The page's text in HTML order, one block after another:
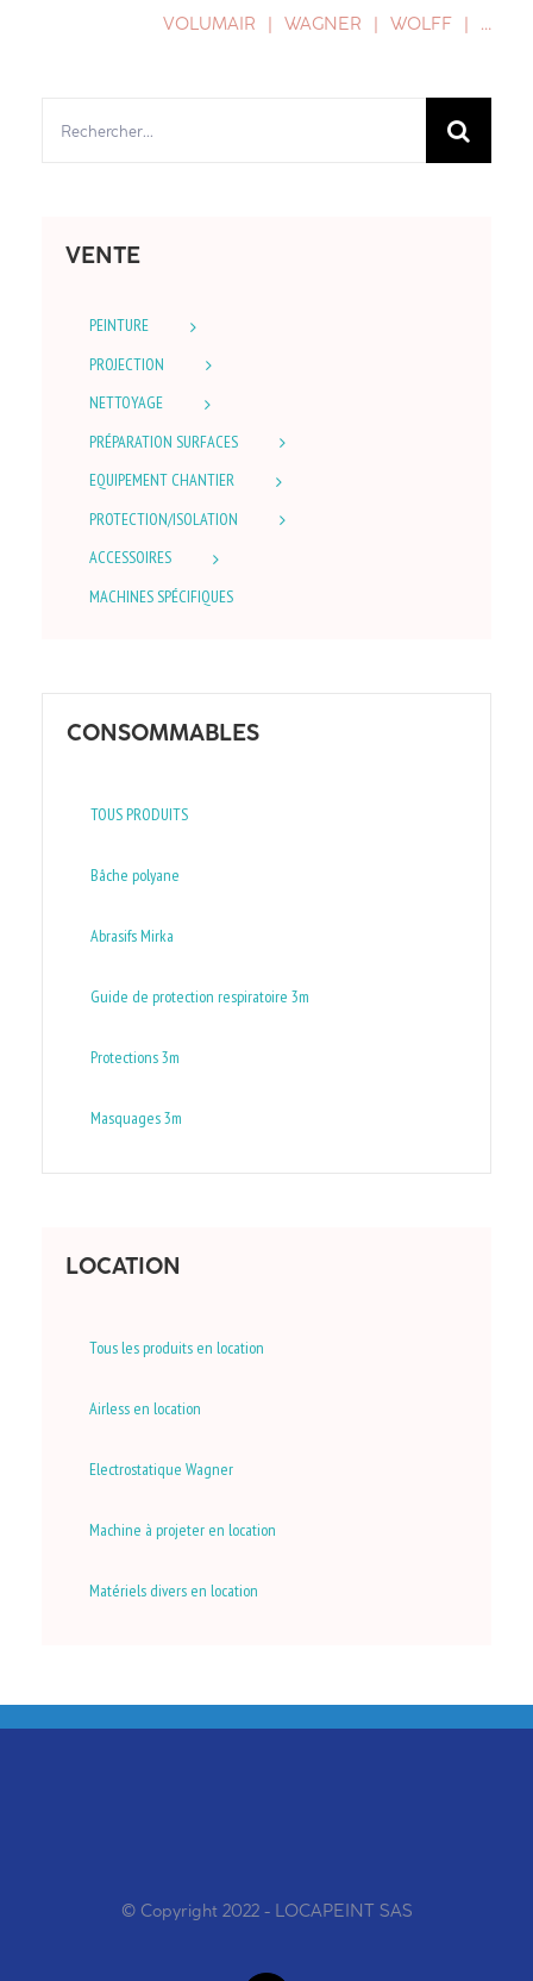
VOLUMAIR
WAGNER WOLFF …
VENTE
PEINTURE
PROJECTION
NETTOYAGE
PRÉPARATION SURFACES
EQUIPEMENT CHANTIER
PROTECTION/ISOLATION
ACCESSOIRES
MACHINES SPÉCIFIQUES
CONSOMMABLES
TOUS PRODUITS
Bâche polyane
Abrasifs Mirka
Guide de protection respiratoire 3m
Protections 3m
Masquages 3m
LOCATION
Tous les produits en location
Airless en location
Electrostatique Wagner
Machine à projeter en location
Matériels divers en location
© Copyright 2022 - LOCAPEINT SAS